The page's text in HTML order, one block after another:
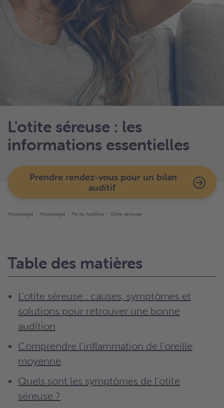
L'otite séreuse : les
informations essentielles
Prendre rendez-vous pour un bilan
auditif
Homepage Homepage Perte Auditive Otite séreuse
Table des matières
L'otite séreuse : causes, symptômes et
solutions pour retrouver une bonne
audition
Comprendre l'inflammation de l'oreille
moyenne
Quels sont les symptômes de l'otite
séreuse ?